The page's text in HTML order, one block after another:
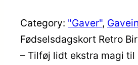
Category: "Gaver",
Fødselsdagskort Retro
– Tilføj lidt ekstra magi til